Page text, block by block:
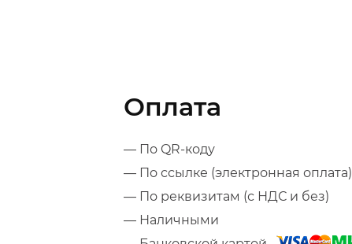
Оплата
— По QR-коду
— По ссылке (электронная оплата)
— По реквизитам (с НДС и без)
— Наличными